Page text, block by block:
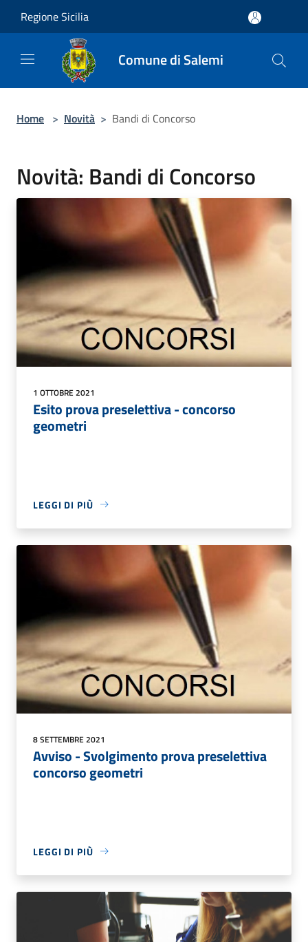
Regione Sicilia
Comune di Salemi
Home > Novità > Bandi di Concorso
Novità: Bandi di Concorso
1 OTTOBRE 2021
Esito prova preselettiva - concorso
geometri
LEGGI DI PIÙ
8 SETTEMBRE 2021
Avviso - Svolgimento prova preselettiva
concorso geometri
LEGGI DI PIÙ